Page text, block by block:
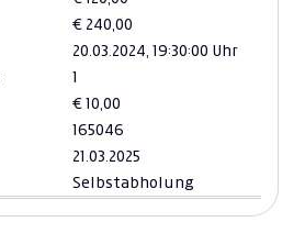
€ 240,00
20.03.2024, 19:30:00 Uhr
1
€ 10,00
165046
21.03.2025
Selbstabholung